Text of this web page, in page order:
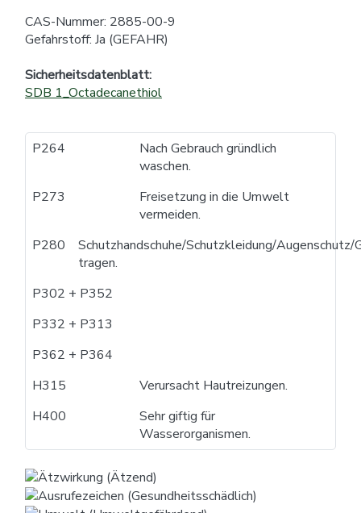
CAS-Nummer: 2885-00-9
Gefahrstoff: Ja (GEFAHR)
Sicherheitsdatenblatt:
SDB 1_Octadecanethiol
P264
Nach Gebrauch gründlich
waschen.
P273
Freisetzung in die Umwelt
vermeiden.
P280
Schutzhandschuhe/Schutzkleidung/Augenschutz/
tragen.
P302 + P352
P332 + P313
P362 + P364
H315
Verursacht Hautreizungen.
H400
Sehr giftig für
Wasserorganismen.